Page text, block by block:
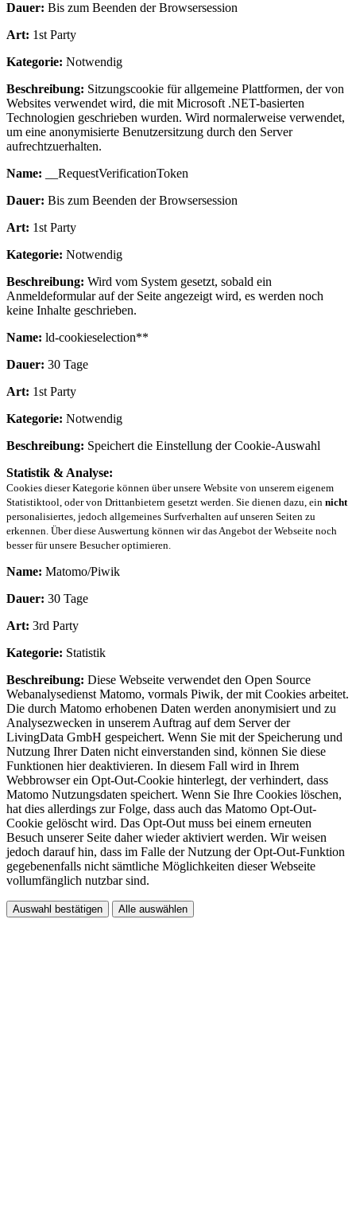
Dauer: Bis zum Beenden der Browsersession
Art: 1st Party
Kategorie: Notwendig
Beschreibung: Sitzungscookie für allgemeine Plattformen, der von
Websites verwendet wird, die mit Microsoft .NET-basierten
Technologien geschrieben wurden. Wird normalerweise verwendet,
um eine anonymisierte Benutzersitzung durch den Server
aufrechtzuerhalten.
Name: __RequestVerificationToken
Dauer: Bis zum Beenden der Browsersession
Art: 1st Party
Kategorie: Notwendig
Beschreibung: Wird vom System gesetzt, sobald ein
Anmeldeformular auf der Seite angezeigt wird, es werden noch
keine Inhalte geschrieben.
Name: ld-cookieselection**
Dauer: 30 Tage
Art: 1st Party
Kategorie: Notwendig
Beschreibung: Speichert die Einstellung der Cookie-Auswahl
Statistik & Analyse:
Cookies dieser Kategorie können über unsere Website von unserem eigenem
Statistiktool, oder von Drittanbietern gesetzt werden. Sie dienen dazu, ein nicht
personalisiertes, jedoch allgemeines Surfverhalten auf unseren Seiten zu
erkennen. Über diese Auswertung können wir das Angebot der Webseite noch
besser für unsere Besucher optimieren.
Name: Matomo/Piwik
Dauer: 30 Tage
Art: 3rd Party
Kategorie: Statistik
Beschreibung: Diese Webseite verwendet den Open Source
Webanalysedienst Matomo, vormals Piwik, der mit Cookies arbeitet.
Die durch Matomo erhobenen Daten werden anonymisiert und zu
Analysezwecken in unserem Auftrag auf dem Server der
LivingData GmbH gespeichert. Wenn Sie mit der Speicherung und
Nutzung Ihrer Daten nicht einverstanden sind, können Sie diese
Funktionen hier deaktivieren. In diesem Fall wird in Ihrem
Webbrowser ein Opt-Out-Cookie hinterlegt, der verhindert, dass
Matomo Nutzungsdaten speichert. Wenn Sie Ihre Cookies löschen,
hat dies allerdings zur Folge, dass auch das Matomo Opt-Out-
Cookie gelöscht wird. Das Opt-Out muss bei einem erneuten
Besuch unserer Seite daher wieder aktiviert werden. Wir weisen
jedoch darauf hin, dass im Falle der Nutzung der Opt-Out-Funktion
gegebenenfalls nicht sämtliche Möglichkeiten dieser Webseite
vollumfänglich nutzbar sind.
Auswahl bestätigen Alle auswählen